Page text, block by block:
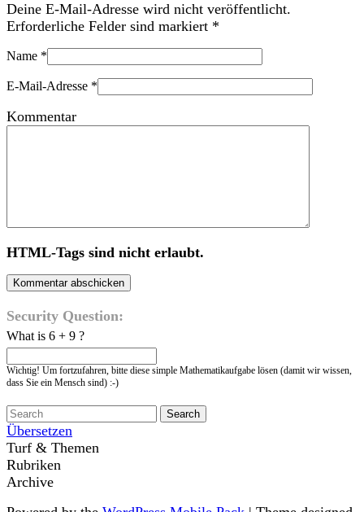
Deine E-Mail-Adresse wird nicht veröffentlicht.
Erforderliche Felder sind markiert *
Name *
E-Mail-Adresse *
Kommentar
HTML-Tags sind nicht erlaubt.
Security Question:
What is 6 + 9 ?
Wichtig! Um fortzufahren, bitte diese simple Mathematikaufgabe lösen (damit wir wissen,
dass Sie ein Mensch sind) :-)
Übersetzen
Turf & Themen
Rubriken
Archive